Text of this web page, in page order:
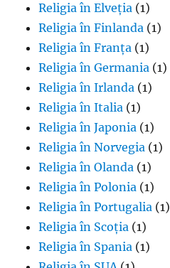
Religia în Elveția (1)
Religia în Finlanda (1)
Religia în Franța (1)
Religia în Germania (1)
Religia în Irlanda (1)
Religia în Italia (1)
Religia în Japonia (1)
Religia în Norvegia (1)
Religia în Olanda (1)
Religia în Polonia (1)
Religia în Portugalia (1)
Religia în Scoția (1)
Religia în Spania (1)